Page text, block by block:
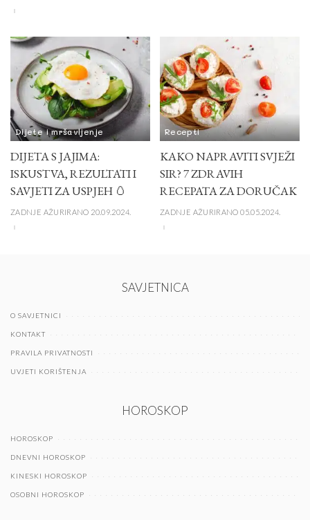
Dijete i mršavljenje
DIJETA S JAJIMA:
ISKUSTVA, REZULTATI I
SAVJETI ZA USPJEH 🥚
ZADNJE AŽURIRANO 20.09.2024.
Recepti
KAKO NAPRAVITI SVJEŽI
SIR? 7 ZDRAVIH
RECEPATA ZA DORUČAK
ZADNJE AŽURIRANO 05.05.2024.
SAVJETNICA
O SAVJETNICI
KONTAKT
PRAVILA PRIVATNOSTI
UVJETI KORIŠTENJA
HOROSKOP
HOROSKOP
DNEVNI HOROSKOP
KINESKI HOROSKOP
OSOBNI HOROSKOP